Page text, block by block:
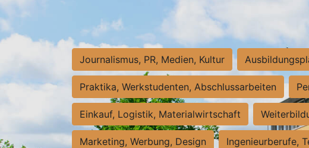
Journalismus, PR, Medien, Kultur
Praktika, Werkstudenten, Abschlussarbeiten
Einkauf, Logistik, Materialwirtschaft
Marketing, Werbung, Design Ingenieurberufe,